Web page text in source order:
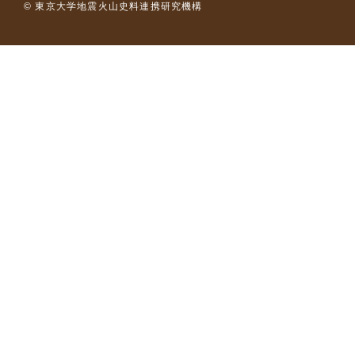
© 東京大学地震火山史料連携研究機構